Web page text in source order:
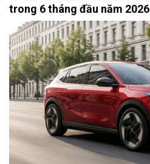
trong 6 tháng đầu năm 2026